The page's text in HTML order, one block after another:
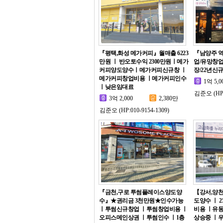
『평택,화성 메가커피』월매출 6223
만원 ㅣ 반오토수익 2300만원ㅣ메가
커피양도양수ㅣ메가커피신규창 ㅣ
메가커피창업비용 ㅣ메가커피인수
ㅣ낮은임대료
3억 2,000
2,380만
김준오 (HP:010-9154-1309)
『남양주
업/유망창
장/22년신규
1억
김준오
『금천,구로 투썸플레이스양도양
수』★권리금 3천만원★인수가능
ㅣ투썸신규창업 ㅣ투썸창업비용 ㅣ
오피스메인상권 ㅣ투썸인수 ㅣ1층
【강서,양
도양수 ㅣ
비용 ㅣ유
상승중 ㅣ